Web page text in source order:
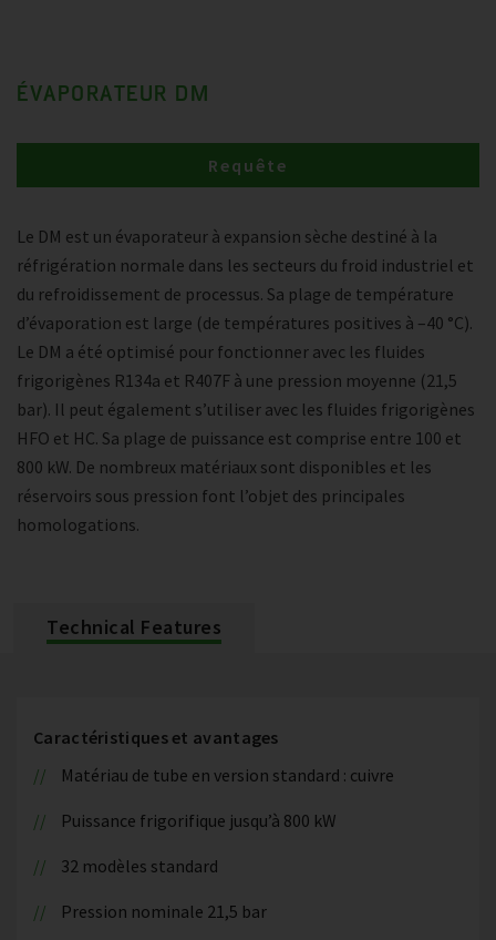
ÉVAPORATEUR DM
Le DM est un évaporateur à expansion sèche destiné à la
réfrigération normale dans les secteurs du froid industriel et
du refroidissement de processus. Sa plage de température
d’évaporation est large (de températures positives à –40 °C).
Le DM a été optimisé pour fonctionner avec les fluides
frigorigènes R134a et R407F à une pression moyenne (21,5
bar). Il peut également s’utiliser avec les fluides frigorigènes
HFO et HC. Sa plage de puissance est comprise entre 100 et
800 kW. De nombreux matériaux sont disponibles et les
réservoirs sous pression font l’objet des principales
homologations.
Requête
Technical Features
Caractéristiques et avantages
Matériau de tube en version standard : cuivre
Puissance frigorifique jusqu’à 800 kW
32 modèles standard
Pression nominale 21,5 bar